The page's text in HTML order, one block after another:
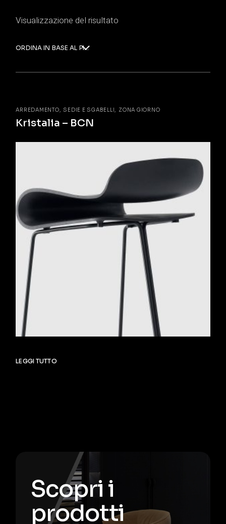
Visualizzazione del risultato
ORDINA IN BASE AL PIÙ RECENTE
LEGGI TUTTO
ARREDAMENTO SEDIE E SGABELLI ZONA GIORNO
Kristalia – BCN
Scopri i
prodotti